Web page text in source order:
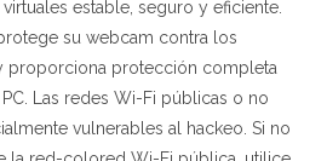
estable, seguro y eficiente.
su webcam contra los
proporciona protección completa
Las redes Wi-Fi públicas o no
vulnerables al hackeo. Si no